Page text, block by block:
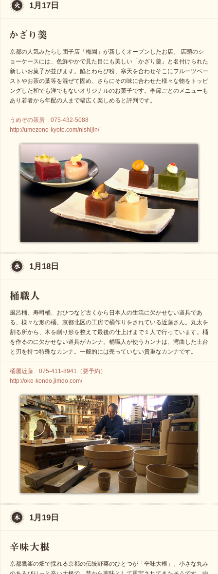
1月17日
京都の人気みたらし団子店「梅園」が新しくオープンしたお店。 店頭のシ
ョーケースには、色鮮やかで見た目にも美しい「かざり羹」と名付けられた
新しいお菓子が並びます。餡とわらび粉、寒天を合わせそこにフルーツペー
ストやお茶の葉等を混ぜて固め、さらにその味に合わせた様々な物をトッピ
ングした和でも洋でもないオリジナルのお菓子です。季節ごとのメニューも
あり若者から年配の人まで幅広く楽しめると評判です。
うめぞの茶房 075-432-5088
http://umezono-kyoto.com/nishijin/
1月18日
風呂桶、寿司桶、おひつなど古くから日本人の生活に欠かせない道具であ
る、様々な形の桶。京都北区の工房で桶作りをされている近藤さん。丸太を
割る所から、木を削り形を整えて最後の仕上げまで１人で行っています。桶
を作るのに欠かせない道具がカンナ。桶職人が使うカンナは、湾曲した土台
と刃を持つ特殊なカンナ。一般的には売っていない貴重なカンナです。
桶屋近藤 075-411-8941（要予約）
http://oke-kondo.jimdo.com/
1月19日
京都鷹峯の畑で採れる京都の伝統野菜のひとつが「辛味大根」。小さな丸み